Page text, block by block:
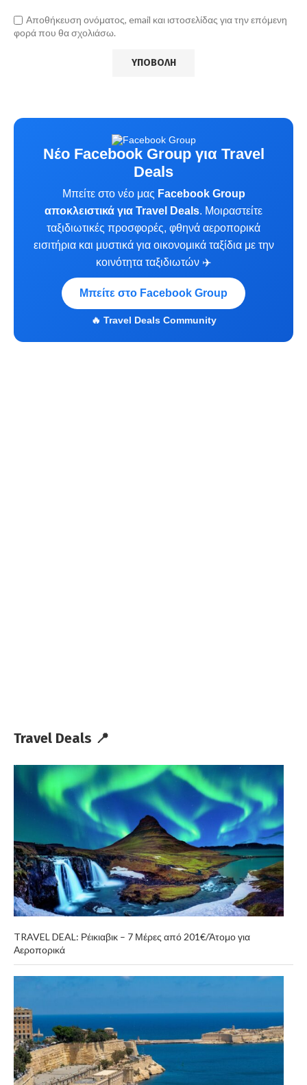
Αποθήκευση ονόματος, email και ιστοσελίδας για την επόμενη
φορά που θα σχολιάσω.
Νέο Facebook Group για Travel
Deals
Μπείτε στο νέο μας Facebook Group
αποκλειστικά για Travel Deals. Μοιραστείτε
ταξιδιωτικές προσφορές, φθηνά αεροπορικά
εισιτήρια και μυστικά για οικονομικά ταξίδια με την
κοινότητα ταξιδιωτών ✈️
Μπείτε στο Facebook Group
🔥 Travel Deals Community
Travel Deals 📍
TRAVEL DEAL: Ρέικιαβικ – 7 Μέρες από 201€/Άτομο για
Αεροπορικά